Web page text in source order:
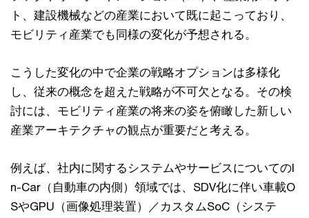
ト、建設機械などの産業において既に起こっており、
モビリティ産業でも同様の変化が予想される。
こうした変化の中で企業の戦略オプションは多様化
し、従来の概念を超えた戦略が不可欠となる。その検
討には、モビリティ産業の将来の姿を俯瞰した新しい
産業アーキテクチャの観点が重要だと考える。
例えば、社内に関するシステムやサービスについてのI
n-Car（自動車の内側）領域では、SDV化に伴い車載O
SやGPU（画像処理装置）／カスタムSoC（システ